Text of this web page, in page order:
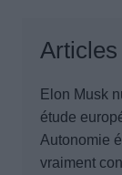
Elon Musk
étude
Autonomie
vraiment